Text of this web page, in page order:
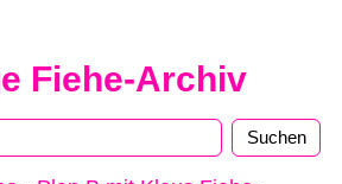
Fiehe-Archiv